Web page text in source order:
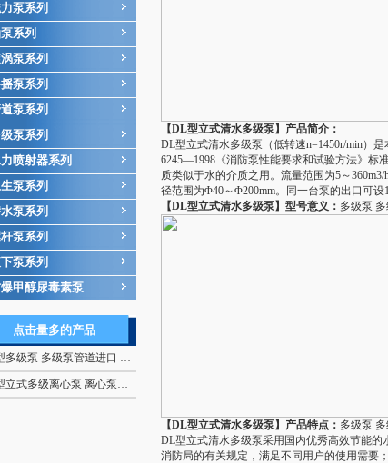
泵系列
系列
泵系列
泵系列
泵系列
泵系列
喷射器系列
泵系列
泵系列
泵系列
泵系列
甲醇尿毒素泵
点击量多的产品
泵 多级泵管道进口 DL型立式清水多级泵
式多级离心泵 离心泵生产
【DL型立式清水多级泵】产品简介：
DL型立式清水多级泵（低转速n=1450r/min）
6245—1998《消防泵性能要求和试验方法》标
质类似于水的介质之用。流量范围为5～
径范围为Φ40～Φ200mm。同一台泵的出口可设1
【DL型立式清水多级泵】型号意义： 多级泵
【DL型立式清水多级泵】产品特点： 多级泵
DL型立式清水多级泵采用国内优秀高效节能
消防局的有关规定，满足不同用户的使用需要